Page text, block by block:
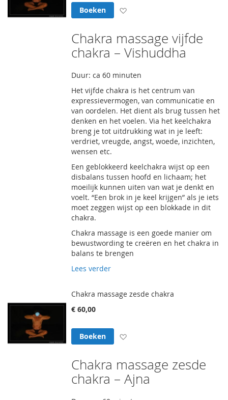
Boeken
Chakra massage vijfde
chakra – Vishuddha
Duur: ca 60 minuten
Het vijfde chakra is het centrum van
expressievermogen, van communicatie en
van oordelen. Het dient als brug tussen het
denken en het voelen. Via het keelchakra
breng je tot uitdrukking wat in je leeft:
verdriet, vreugde, angst, woede, inzichten,
wensen etc.
Een geblokkeerd keelchakra wijst op een
disbalans tussen hoofd en lichaam; het
moeilijk kunnen uiten van wat je denkt en
voelt. “Een brok in je keel krijgen” als je iets
moet zeggen wijst op een blokkade in dit
chakra.
Chakra massage is een goede manier om
bewustwording te creëren en het chakra in
balans te brengen
Lees verder
Chakra massage zesde chakra
€ 60,00
Boeken
Chakra massage zesde
chakra – Ajna